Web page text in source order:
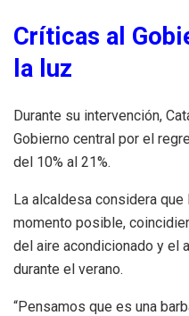
Críticas al
la luz
Durante su intervención,
Gobierno central por el
del 10% al 21%.
La alcaldesa considera
momento posible,
del aire acondicionado y el
durante el verano.
“Pensamos que es una